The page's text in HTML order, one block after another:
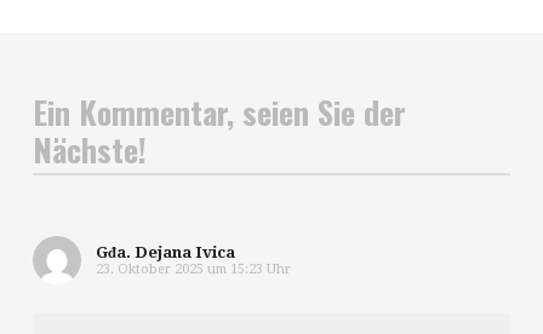
Ein Kommentar, seien Sie der
Nächste!
Gđa. Dejana Ivica
23. Oktober 2025 um 15:23 Uhr